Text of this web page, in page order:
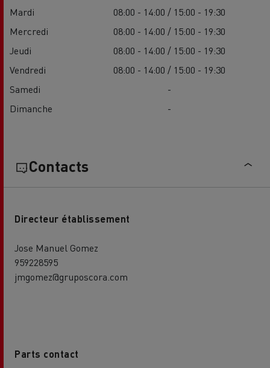
Mardi
08:00 - 14:00 / 15:00 - 19:30
Mercredi
08:00 - 14:00 / 15:00 - 19:30
Jeudi
08:00 - 14:00 / 15:00 - 19:30
Vendredi
08:00 - 14:00 / 15:00 - 19:30
Samedi
-
Dimanche
-
Contacts
Directeur établissement
Jose Manuel Gomez
959228595
jmgomez@gruposcora.com
Parts contact